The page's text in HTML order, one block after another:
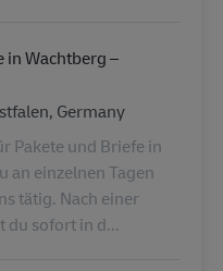
in Wachtberg –
Germany
Pakete und Briefe in
an einzelnen Tagen
tätig. Nach einer
du sofort in d...